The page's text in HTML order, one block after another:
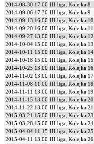
2014-08-30 17:00 III liga, Kolejka 8
2014-09-06 17:30 III liga, Kolejka 9
2014-09-13 16:00 III liga, Kolejka 10
2014-09-20 16:00 III liga, Kolejka 11
2014-09-27 13:00 III liga, Kolejka 12
2014-10-04 15:00 III liga, Kolejka 13
2014-10-11 15:00 III liga, Kolejka 14
2014-10-18 15:00 III liga, Kolejka 15
2014-10-25 13:00 III liga, Kolejka 16
2014-11-02 13:00 III liga, Kolejka 17
2014-11-08 11:00 III liga, Kolejka 18
2014-11-11 13:00 III liga, Kolejka 19
2014-11-15 13:00 III liga, Kolejka 20
2014-11-22 13:00 III liga, Kolejka 21
2015-03-21 15:00 III liga, Kolejka 23
2015-03-28 15:00 III liga, Kolejka 24
2015-04-04 11:15 III liga, Kolejka 25
2015-04-11 13:00 III liga, Kolejka 26